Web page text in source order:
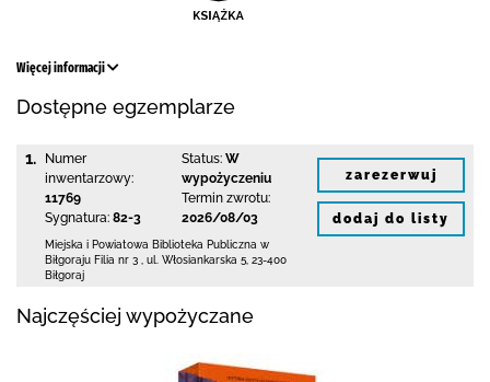
Więcej informacji
Dostępne egzemplarze
1.
Numer
inwentarzowy:
11769
Sygnatura: 82-3
Status: W
wypożyczeniu
Termin zwrotu:
2026/08/03
Miejska i Powiatowa Biblioteka Publiczna w
Biłgoraju Filia nr 3
ul. Włosiankarska 5 23-400
Biłgoraj
zarezerwuj
dodaj do listy
Najczęściej wypożyczane